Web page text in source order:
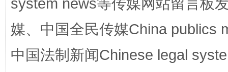
完善运行机制助力责任有效落实 一纸欠
system news等传媒网站留言板
媒、中国全民传媒China publics
中国法制新闻Chinese legal